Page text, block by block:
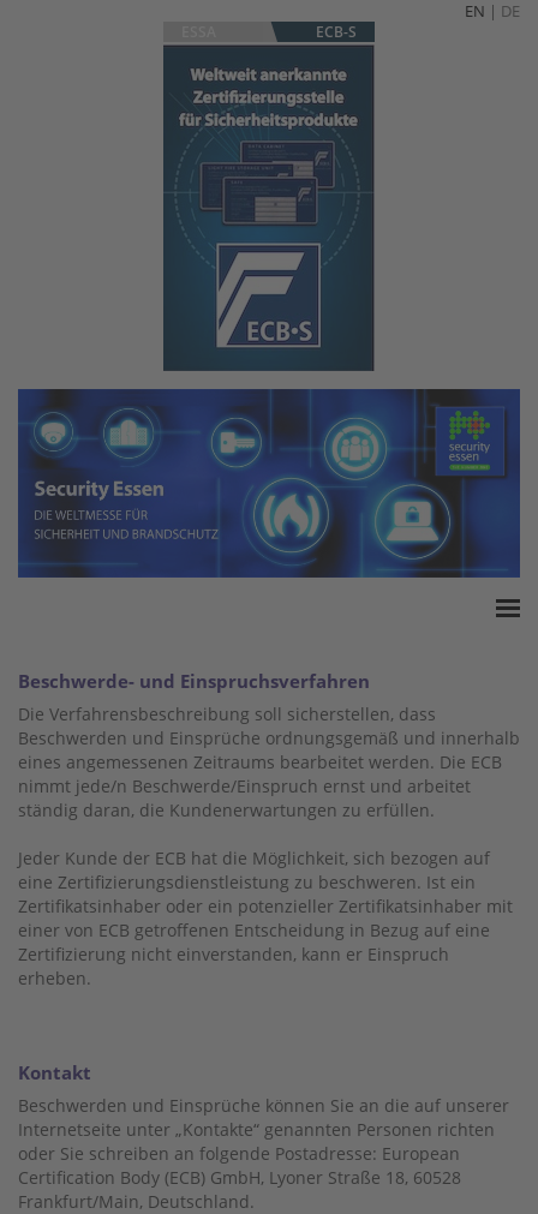
EN | DE
ECB-S
Akkreditierung
Produkt-Zertifizierung
QM-Zertifizierung
Auditierte Service-Unternehmen
Kontakt
Beschwerde- und Einspruchsverfahren
Die Verfahrensbeschreibung soll sicherstellen, dass
Beschwerden und Einsprüche ordnungsgemäß und innerhalb
eines angemessenen Zeitraums bearbeitet werden. Die ECB
nimmt jede/n Beschwerde/Einspruch ernst und arbeitet
ständig daran, die Kundenerwartungen zu erfüllen.
Jeder Kunde der ECB hat die Möglichkeit, sich bezogen auf
eine Zertifizierungsdienstleistung zu beschweren. Ist ein
Zertifikatsinhaber oder ein potenzieller Zertifikatsinhaber mit
einer von ECB getroffenen Entscheidung in Bezug auf eine
Zertifizierung nicht einverstanden, kann er Einspruch
erheben.
Kontakt
Beschwerden und Einsprüche können Sie an die auf unserer
Internetseite unter „Kontakte“ genannten Personen richten
oder Sie schreiben an folgende Postadresse: European
Certification Body (ECB) GmbH, Lyoner Straße 18, 60528
Frankfurt/Main, Deutschland.